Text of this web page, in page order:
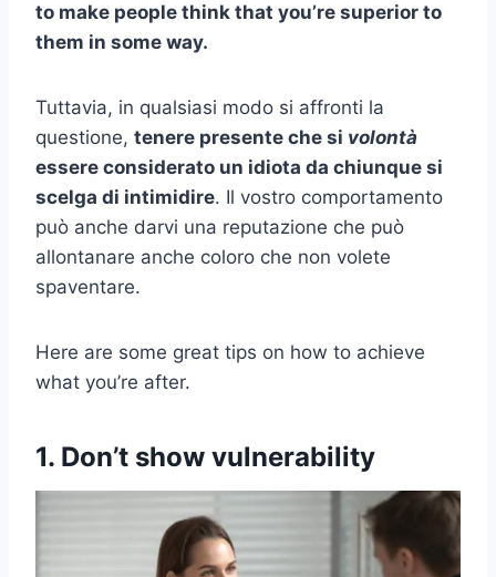
to make people think that you’re superior to
them in some way.
Tuttavia, in qualsiasi modo si affronti la
questione, tenere presente che si volontà
essere considerato un idiota da chiunque si
scelga di intimidire. Il vostro comportamento
può anche darvi una reputazione che può
allontanare anche coloro che non volete
spaventare.
Here are some great tips on how to achieve
what you’re after.
1. Don’t show vulnerability